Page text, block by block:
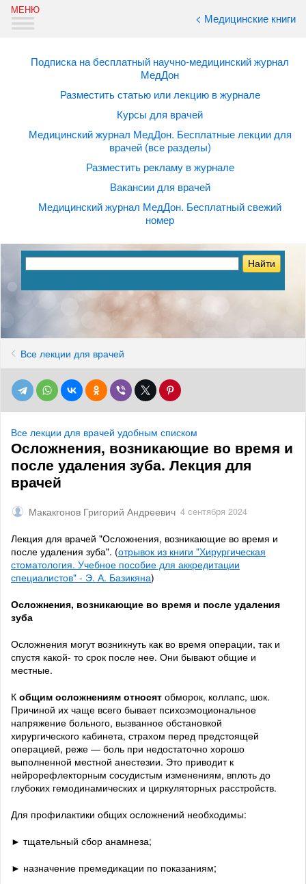
< Медицинские книги
Подписка на бесплатный научно-медицинский журнал
МедДон
Разместить статью или лекцию в журнале
Курсы для врачей
Медицинский журнал МедДон. Бесплатные лекции для
врачей (все разделы)
Разместить рекламу в журнале
Вакансии для врачей
Медицинский журнал МедДон. Бесплатный свежий
номер
Все лекции для врачей
Все лекции для врачей удобным списком
Осложнения, возникающие во время и
после удаления зуба. Лекция для
врачей
Макакгонов Григорий Андреевич 4 сентября 2024
Лекция для врачей "Осложнения, возникающие во время и
после удаления зуба". (отрывок из книги "Хирургическая
стоматология. Учебное пособие для аккредитации
специалистов" - Э. А. Базикяна)
Осложнения, возникающие во время и после удаления
зуба
Осложнения могут возникнуть как во время операции, так и
спустя какой- то срок после нее. Они бывают общие и
местные.
К общим осложнениям относят обморок, коллапс, шок.
Причиной их чаще всего бывает психоэмоциональное
напряжение больного, вызванное обстановкой
хирургического кабинета, страхом перед предстоящей
операцией, реже — боль при недостаточно хорошо
выполненной местной анестезии. Это приводит к
нейрорефлекторным сосудистым изменениям, вплоть до
глубоких гемодинамических и циркуляторных расстройств.
Для профилактики общих осложнений необходимы:
► тщательный сбор анамнеза;
► назначение премедикации по показаниям;